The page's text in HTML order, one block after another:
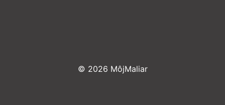
© 2026 MôjMaliar